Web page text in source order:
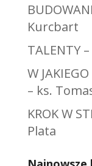
Kurcbart
TALENTY
W
– ks.
KROK W
Plata